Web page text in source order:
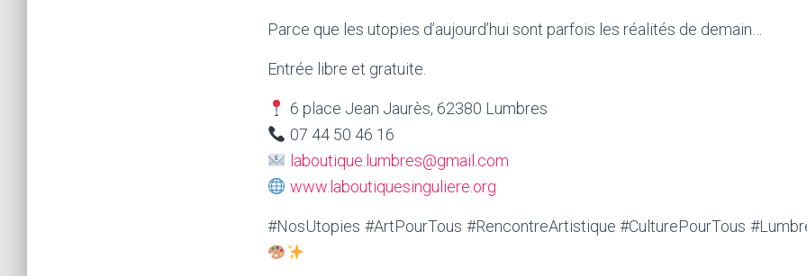
Parce que les utopies d’aujourd’hui sont parfois les réalités de demain…
Entrée libre et gratuite.
6 place Jean Jaurès, 62380 Lumbres
07 44 50 46 16
laboutique.lumbres@gmail.com
www.laboutiquesinguliere.org
#NosUtopies #ArtPourTous #RencontreArtistique #CulturePourTous